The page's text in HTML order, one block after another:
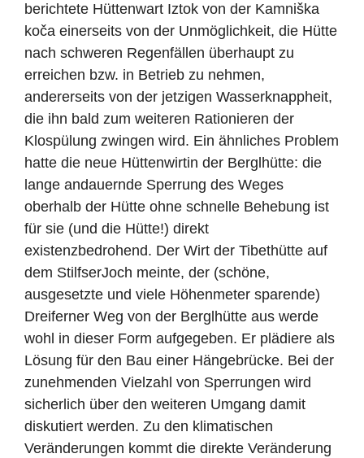
berichtete Hüttenwart Iztok von der Kamniška
koča einerseits von der Unmöglichkeit, die Hütte
nach schweren Regenfällen überhaupt zu
erreichen bzw. in Betrieb zu nehmen,
andererseits von der jetzigen Wasserknappheit,
die ihn bald zum weiteren Rationieren der
Klospülung zwingen wird. Ein ähnliches Problem
hatte die neue Hüttenwirtin der Berglhütte: die
lange andauernde Sperrung des Weges
oberhalb der Hütte ohne schnelle Behebung ist
für sie (und die Hütte!) direkt
existenzbedrohend. Der Wirt der Tibethütte auf
dem StilfserJoch meinte, der (schöne,
ausgesetzte und viele Höhenmeter sparende)
Dreiferner Weg von der Berglhütte aus werde
wohl in dieser Form aufgegeben. Er plädiere als
Lösung für den Bau einer Hängebrücke. Bei der
zunehmenden Vielzahl von Sperrungen wird
sicherlich über den weiteren Umgang damit
diskutiert werden. Zu den klimatischen
Veränderungen kommt die direkte Veränderung